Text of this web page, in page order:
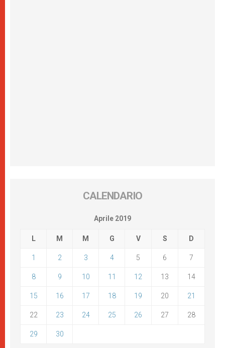
CALENDARIO
Aprile 2019
L M M G V S D
1 2 3 4 5 6 7
8 9 10 11 12 13 14
15 16 17 18 19 20 21
22 23 24 25 26 27 28
29 30